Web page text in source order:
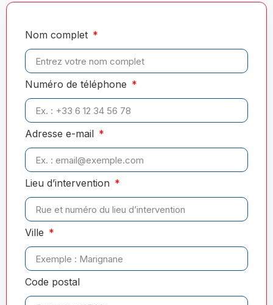
Nom complet
Numéro de téléphone
Adresse e-mail
Lieu d’intervention
Ville
Code postal